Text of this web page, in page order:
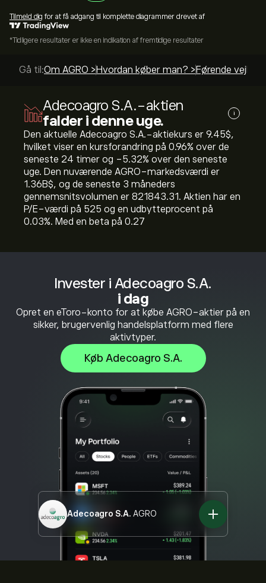
Invester i Adecoagro S.A.
i dag
Opret en eToro-konto for at købe AGRO-aktier på en
sikker, brugervenlig handelsplatform med flere
aktivtyper.
Køb Adecoagro S.A.
Adecoagro S.A. AGRO
Tilmeld dig for at få adgang til komplette diagrammer drevet af
*Tidligere resultater er ikke en indikation af fremtidige resultater
Gå til:Om AGRO > Hvordan køber man? > Førende
Adecoagro S.A.-aktien
falder i denne uge.
i
Den aktuelle Adecoagro S.A.-aktiekurs er 9.45‎$‎,
hvilket viser en kursforandring på ‎0.96‎% over de
seneste 24 timer og ‎-5.32‎% over den seneste
uge. Den nuværende AGRO-markedsværdi er
1.36B‎$‎, og de seneste 3 måneders
gennemsnitsvolumen er 821843.31. Aktien har en
P/E-værdi på 525 og en udbytteprocent på
0.03%. Med en beta på 0.27